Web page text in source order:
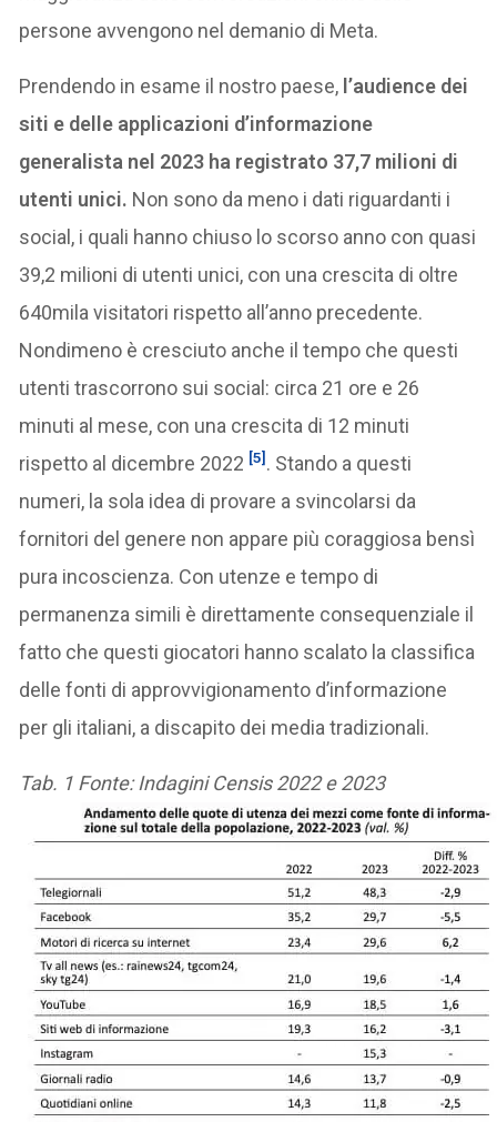
persone avvengono nel demanio di Meta.
Prendendo in esame il nostro paese, l’audience dei
siti e delle applicazioni d’informazione
generalista nel 2023 ha registrato 37,7 milioni di
utenti unici. Non sono da meno i dati riguardanti i
social, i quali hanno chiuso lo scorso anno con quasi
39,2 milioni di utenti unici, con una crescita di oltre
640mila visitatori rispetto all’anno precedente.
Nondimeno è cresciuto anche il tempo che questi
utenti trascorrono sui social: circa 21 ore e 26
minuti al mese, con una crescita di 12 minuti
rispetto al dicembre 2022 [5] . Stando a questi
numeri, la sola idea di provare a svincolarsi da
fornitori del genere non appare più coraggiosa bensì
pura incoscienza. Con utenze e tempo di
permanenza simili è direttamente consequenziale il
fatto che questi giocatori hanno scalato la classifica
delle fonti di approvvigionamento d’informazione
per gli italiani, a discapito dei media tradizionali.
Tab. 1 Fonte: Indagini Censis 2022 e 2023